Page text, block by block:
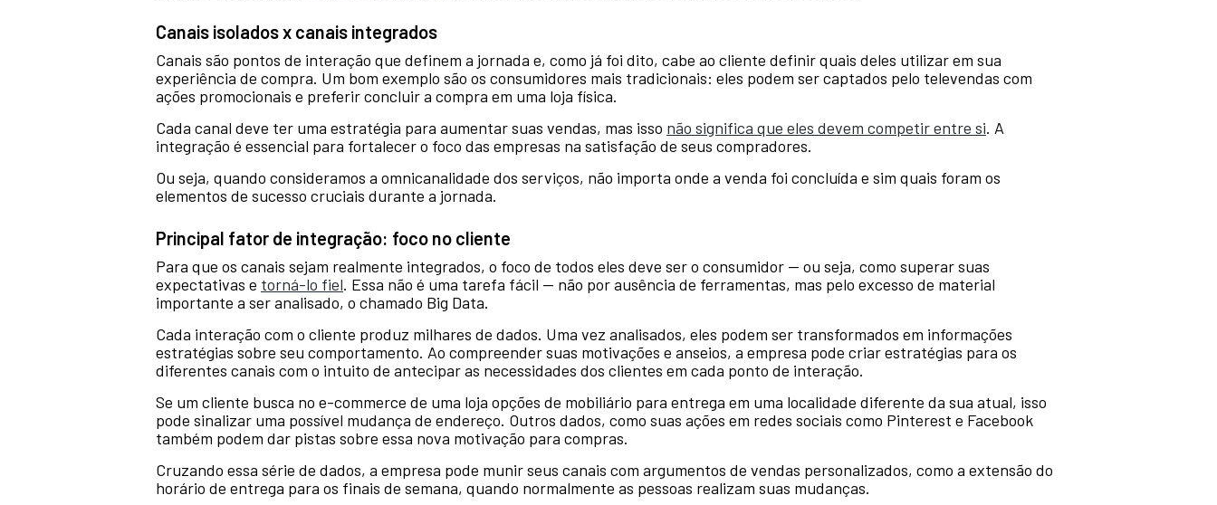
Canais isolados x canais integrados
Canais são pontos de interação que definem a jornada e, como já foi dito, cabe ao cliente definir quais deles utilizar em sua
experiência de compra. Um bom exemplo são os consumidores mais tradicionais: eles podem ser captados pelo televendas com
ações promocionais e preferir concluir a compra em uma loja física.
Cada canal deve ter uma estratégia para aumentar suas vendas, mas isso não significa que eles devem competir entre si. A
integração é essencial para fortalecer o foco das empresas na satisfação de seus compradores.
Ou seja, quando consideramos a omnicanalidade dos serviços, não importa onde a venda foi concluída e sim quais foram os
elementos de sucesso cruciais durante a jornada.
Principal fator de integração: foco no cliente
Para que os canais sejam realmente integrados, o foco de todos eles deve ser o consumidor — ou seja, como superar suas
expectativas e torná-lo fiel. Essa não é uma tarefa fácil — não por ausência de ferramentas, mas pelo excesso de material
importante a ser analisado, o chamado Big Data.
Cada interação com o cliente produz milhares de dados. Uma vez analisados, eles podem ser transformados em informações
estratégias sobre seu comportamento. Ao compreender suas motivações e anseios, a empresa pode criar estratégias para os
diferentes canais com o intuito de antecipar as necessidades dos clientes em cada ponto de interação.
Se um cliente busca no e-commerce de uma loja opções de mobiliário para entrega em uma localidade diferente da sua atual, isso
pode sinalizar uma possível mudança de endereço. Outros dados, como suas ações em redes sociais como Pinterest e Facebook
também podem dar pistas sobre essa nova motivação para compras.
Cruzando essa série de dados, a empresa pode munir seus canais com argumentos de vendas personalizados, como a extensão do
horário de entrega para os finais de semana, quando normalmente as pessoas realizam suas mudanças.